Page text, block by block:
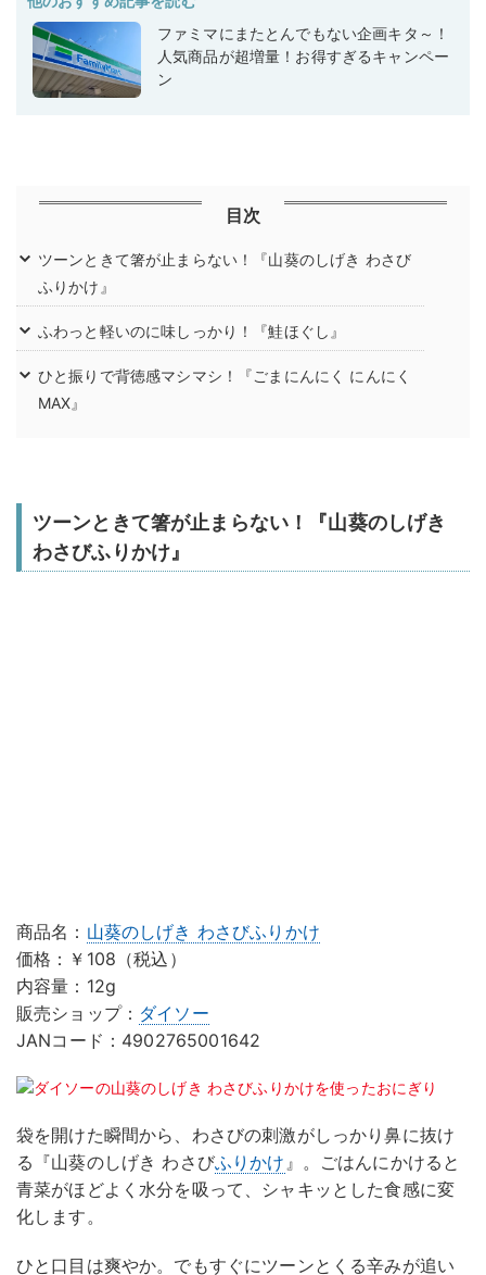
ファミマにまたとんでもない企画キタ～！
人気商品が超増量！お得すぎるキャンペー
ン
目次
ツーンときて箸が止まらない！『山葵のしげき わさび
ふりかけ』
ふわっと軽いのに味しっかり！『鮭ほぐし』
ひと振りで背徳感マシマシ！『ごまにんにく にんにく
MAX』
ツーンときて箸が止まらない！『山葵のしげき
わさびふりかけ』
商品名： 山葵のしげき わさびふりかけ
価格：￥108（税込）
内容量：12g
販売ショップ： ダイソー
JANコード：4902765001642
袋を開けた瞬間から、わさびの刺激がしっかり鼻に抜け
る『山葵のしげき わさびふりかけ 』。ごはんにかけると
青菜がほどよく水分を吸って、シャキッとした食感に変
化します。
ひと口目は爽やか。でもすぐにツーンとくる辛みが追い